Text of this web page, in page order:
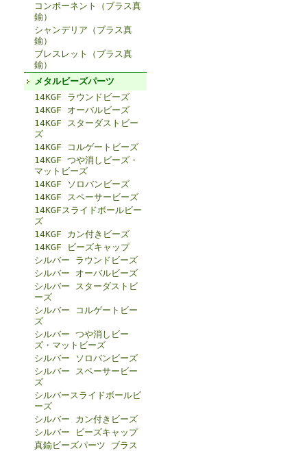
コンポーネント（ブラス真
鍮）
シャンデリア（ブラス真
鍮）
ブレスレット（ブラス真
鍮）
メタルビーズパーツ
14KGF ラウンドビーズ
14KGF オーバルビーズ
14KGF スターダストビー
ズ
14KGF コルゲートビーズ
14KGF つや消しビーズ・
マットビーズ
14KGF ソロバンビーズ
14KGF スペーサービーズ
14KGFスライドボールビー
ズ
14KGF カン付きビーズ
14KGF ビーズキャップ
シルバー ラウンドビーズ
シルバー オーバルビーズ
シルバー スターダストビ
ーズ
シルバー コルゲートビー
ズ
シルバー つや消しビー
ズ・マットビーズ
シルバー ソロバンビーズ
シルバー スペーサービー
ズ
シルバースライドボールビ
ーズ
シルバー カン付きビーズ
シルバー ビーズキャップ
真鍮ビーズパーツ ブラス